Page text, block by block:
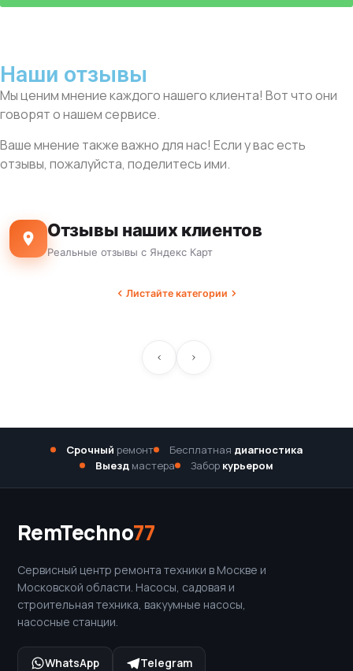
Наши отзывы
Мы ценим мнение каждого нашего клиента! Вот что они
говорят о нашем сервисе.
Ваше мнение также важно для нас! Если у вас есть
отзывы, пожалуйста, поделитесь ими.
Отзывы наших клиентов
Реальные отзывы с Яндекс Карт
Листайте категории
Срочный ремонт Бесплатная диагностика
Выезд мастера Забор курьером
RemTechno77
Сервисный центр ремонта техники в Москве и
Московской области. Насосы, садовая и
строительная техника, вакуумные насосы,
насосные станции.
WhatsApp Telegram